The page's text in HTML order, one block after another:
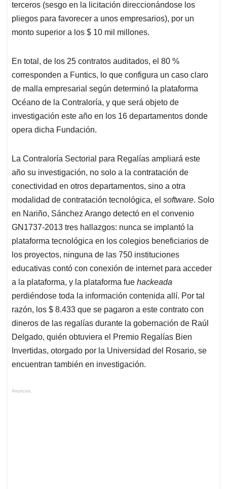
terceros (sesgo en la licitación direccionándose los
pliegos para favorecer a unos empresarios), por un
monto superior a los $ 10 mil millones.
En total, de los 25 contratos auditados, el 80 %
corresponden a Funtics, lo que configura un caso claro
de malla empresarial según determinó la plataforma
Océano de la Contraloría, y que será objeto de
investigación este año en los 16 departamentos donde
opera dicha Fundación.
La Contraloría Sectorial para Regalías ampliará este
año su investigación, no solo a la contratación de
conectividad en otros departamentos, sino a otra
modalidad de contratación tecnológica, el software. Solo
en Nariño, Sánchez Arango detectó en el convenio
GN1737-2013 tres hallazgos: nunca se implantó la
plataforma tecnológica en los colegios beneficiarios de
los proyectos, ninguna de las 750 instituciones
educativas contó con conexión de internet para acceder
a la plataforma, y la plataforma fue hackeada
perdiéndose toda la información contenida allí. Por tal
razón, los $ 8.433 que se pagaron a este contrato con
dineros de las regalías durante la gobernación de Raúl
Delgado, quién obtuviera el Premio Regalías Bien
Invertidas, otorgado por la Universidad del Rosario, se
encuentran también en investigación.
Anuncios.